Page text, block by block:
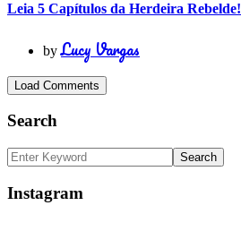
Leia 5 Capítulos da Herdeira Rebelde!
byLucy Vargas
Load Comments
Search
Instagram